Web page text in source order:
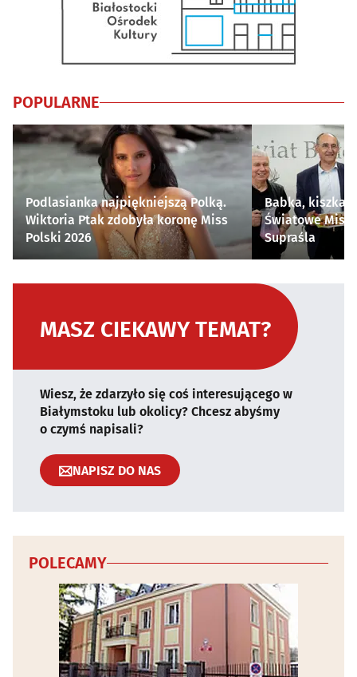
POPULARNE
Podlasianka najpiękniejszą Polką.
Wiktoria Ptak zdobyła koronę Miss
Polski 2026
Babka, kiszka i
Światowe
Supraśla
MASZ CIEKAWY TEMAT?
Wiesz, że zdarzyło się coś interesującego w
Białymstoku lub okolicy? Chcesz abyśmy
o czymś napisali?
NAPISZ DO NAS
POLECAMY